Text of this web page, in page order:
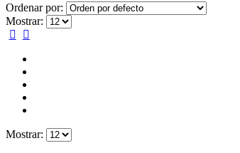
Ordenar por:
Mostrar:
Mostrar: